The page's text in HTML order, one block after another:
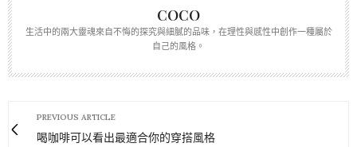
COCO
生活中的兩大靈魂來自不悔的探究與細膩的品味，在理性與感性中創作一種屬於
自己的風格。
PREVIOUS ARTICLE
喝咖啡可以看出最適合你的穿搭風格